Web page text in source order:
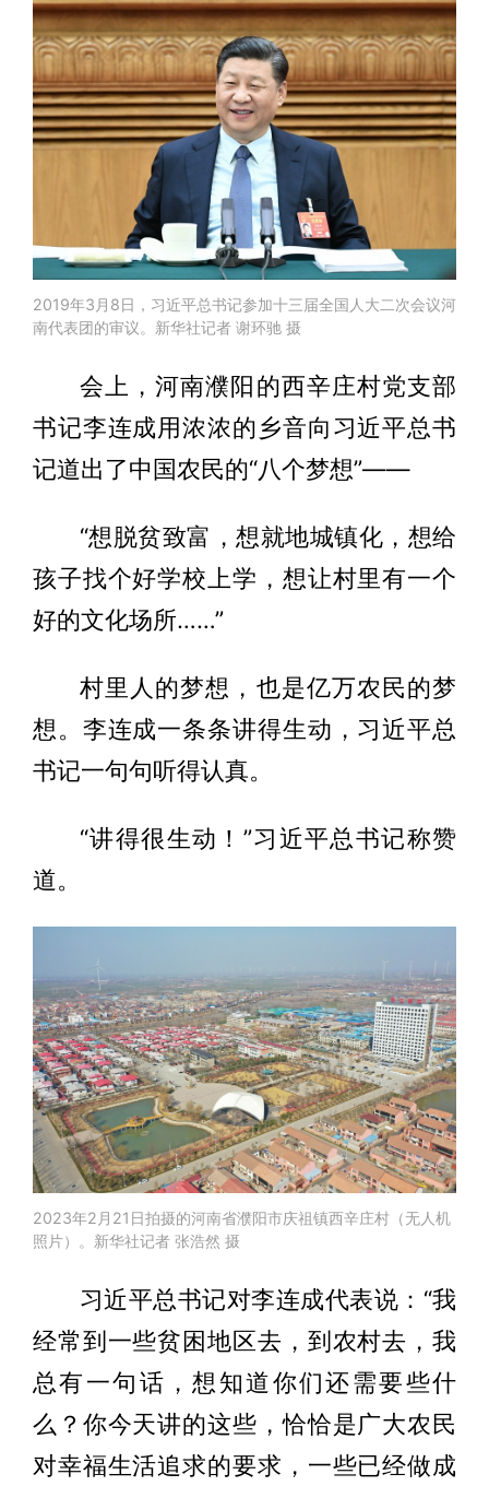
2019年3月8日，习近平总书记参加十三届全国人大二次会议河
南代表团的审议。新华社记者 谢环驰 摄
会上，河南濮阳的西辛庄村党支部
书记李连成用浓浓的乡音向习近平总书
记道出了中国农民的“八个梦想”——
“想脱贫致富，想就地城镇化，想给
孩子找个好学校上学，想让村里有一个
好的文化场所……”
村里人的梦想，也是亿万农民的梦
想。李连成一条条讲得生动，习近平总
书记一句句听得认真。
“讲得很生动！”习近平总书记称赞
道。
2023年2月21日拍摄的河南省濮阳市庆祖镇西辛庄村（无人机
照片）。新华社记者 张浩然 摄
习近平总书记对李连成代表说：“我
经常到一些贫困地区去，到农村去，我
总有一句话，想知道你们还需要些什
么？你今天讲的这些，恰恰是广大农民
对幸福生活追求的要求，一些已经做成